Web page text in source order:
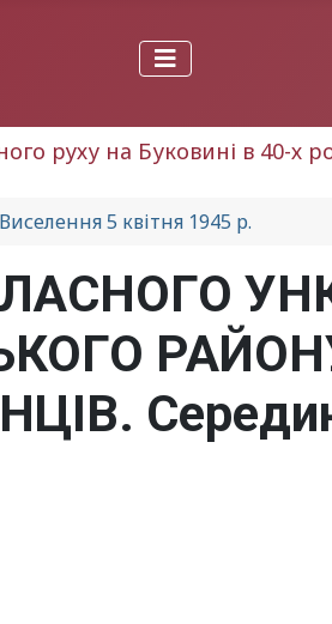
руху на Буковині в 40-х
Виселення 5 квітня 1945 р.